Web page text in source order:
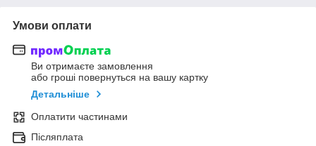
Умови оплати
Ви отримаєте замовлення
або гроші повернуться на вашу картку
Детальніше
Оплатити частинами
Післяплата